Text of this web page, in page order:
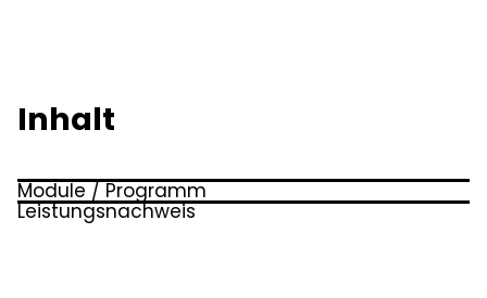
Inhalt
Module / Programm
Leistungsnachweis